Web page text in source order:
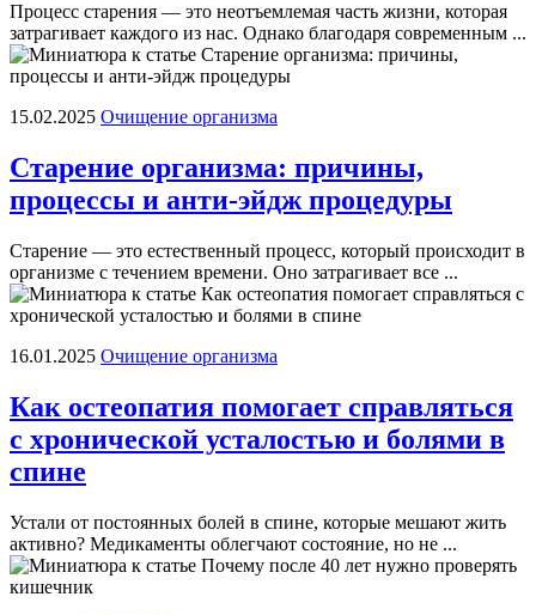
Процесс старения — это неотъемлемая часть жизни, которая
затрагивает каждого из нас. Однако благодаря современным ...
15.02.2025 Очищение организма
Старение организма: причины,
процессы и анти-эйдж процедуры
Старение — это естественный процесс, который происходит в
организме с течением времени. Оно затрагивает все ...
16.01.2025 Очищение организма
Как остеопатия помогает справляться
с хронической усталостью и болями в
спине
Устали от постоянных болей в спине, которые мешают жить
активно? Медикаменты облегчают состояние, но не ...